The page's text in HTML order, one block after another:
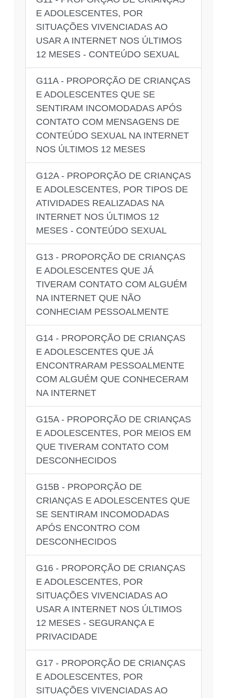
E ADOLESCENTES, POR
SITUAÇÕES VIVENCIADAS AO
USAR A INTERNET NOS ÚLTIMOS
12 MESES - CONTEÚDO SEXUAL
G11A - PROPORÇÃO DE CRIANÇAS
E ADOLESCENTES QUE SE
SENTIRAM INCOMODADAS APÓS
CONTATO COM MENSAGENS DE
CONTEÚDO SEXUAL NA INTERNET
NOS ÚLTIMOS 12 MESES
G12A - PROPORÇÃO DE CRIANÇAS
E ADOLESCENTES, POR TIPOS DE
ATIVIDADES REALIZADAS NA
INTERNET NOS ÚLTIMOS 12
MESES - CONTEÚDO SEXUAL
G13 - PROPORÇÃO DE CRIANÇAS
E ADOLESCENTES QUE JÁ
TIVERAM CONTATO COM ALGUÉM
NA INTERNET QUE NÃO
CONHECIAM PESSOALMENTE
G14 - PROPORÇÃO DE CRIANÇAS
E ADOLESCENTES QUE JÁ
ENCONTRARAM PESSOALMENTE
COM ALGUÉM QUE CONHECERAM
NA INTERNET
G15A - PROPORÇÃO DE CRIANÇAS
E ADOLESCENTES, POR MEIOS EM
QUE TIVERAM CONTATO COM
DESCONHECIDOS
G15B - PROPORÇÃO DE
CRIANÇAS E ADOLESCENTES QUE
SE SENTIRAM INCOMODADAS
APÓS ENCONTRO COM
DESCONHECIDOS
G16 - PROPORÇÃO DE CRIANÇAS
E ADOLESCENTES, POR
SITUAÇÕES VIVENCIADAS AO
USAR A INTERNET NOS ÚLTIMOS
12 MESES - SEGURANÇA E
PRIVACIDADE
G17 - PROPORÇÃO DE CRIANÇAS
E ADOLESCENTES, POR
SITUAÇÕES VIVENCIADAS AO